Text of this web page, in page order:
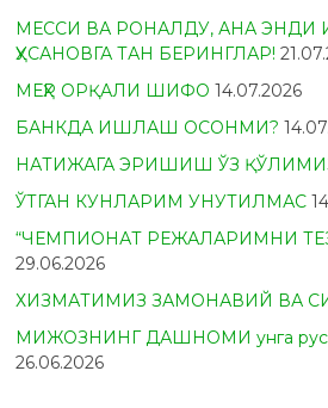
МЕССИ ВА РОНАЛДУ, АНА ЭНДИ
ҲУСАНОВГА ТАН БЕРИНГЛАР!
МЕҲР ОРҚАЛИ ШИФО 14.07.2026
БАНКДА ИШЛАШ ОСОНМИ?
НАТИЖАГА ЭРИШИШ ЎЗ
ЎТГАН КУНЛАРИМ УНУТИЛМАС
“ЧЕМПИОНАТ РЕЖАЛАРИМНИ
29.06.2026
ХИЗМАТИМИЗ ЗАМОНАВИЙ ВА
МИЖОЗНИНГ ДАШНОМИ унга рус
26.06.2026